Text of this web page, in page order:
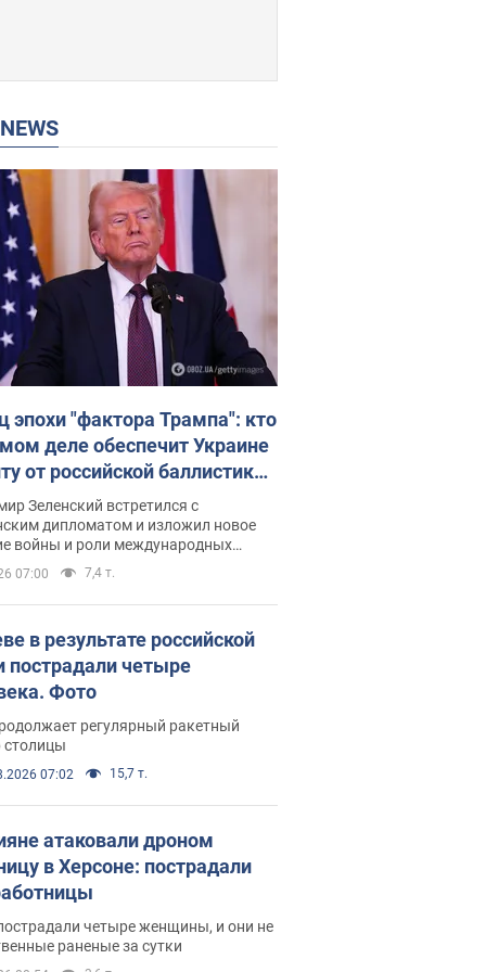
NEWS
эпохи "фактора Трампа": кто
деле обеспечит Украине
от российской баллистики.
с Безсмертным
Зеленский встретился с
дипломатом и изложил новое
войны и роли международных
в борьбе с Россией
07:00 7,4 т.
в результате российской
пострадали четыре
Фото
регулярный ракетный
столицы
07:02 15,7 т.
атаковали дроном
в Херсоне: пострадали
четыре женщины, и они не
раненые за сутки